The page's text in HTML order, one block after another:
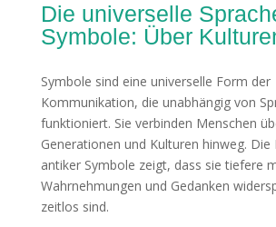
Die universelle
Symbole: Über
Symbole sind eine universelle Form der
Kommunikation, die unabhängig von
funktioniert. Sie verbinden Menschen
Generationen und Kulturen hinweg. Die
antiker Symbole zeigt, dass sie tiefere
Wahrnehmungen und Gedanken
zeitlos sind.